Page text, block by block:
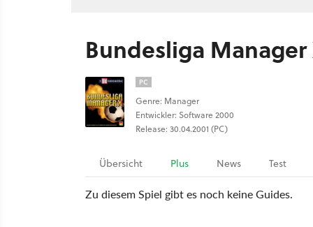
Bundesliga Manager
PC
Genre: Manager
Entwickler: Software 2000
Release: 30.04.2001 (PC)
Übersicht Plus News Test
Zu diesem Spiel gibt es noch keine Guides.